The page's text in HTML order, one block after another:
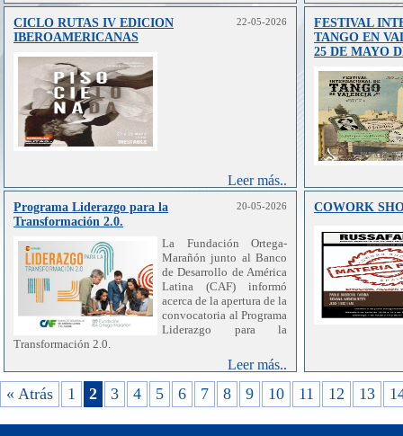
CICLO RUTAS IV EDICION
IBEROAMERICANAS
22-05-2026
Leer más..
FESTIVAL
TANGO EN
25 DE MAYO
Programa Liderazgo para la
Transformación 2.0.
20-05-2026
La Fundación Ortega-
Marañón junto al Banco
de Desarrollo de América
Latina (CAF) informó
acerca de la apertura de la
convocatoria al Programa
Liderazgo para la
Transformación 2.0.
Dicho programa, está dirigido a personas residentes en
España y se orienta a fortalecer las competencias de
liderazgo y el desarrollo de habilidades blandas en
profesionales comprometidos con el desarrollo de
Leer más..
COWORK
« Atrás 1 2 3 4 5 6 7 8 9 10 11 12 13